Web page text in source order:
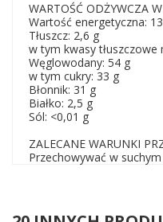
WARTOŚĆ ODŻYWCZA
Wartość energetyczna:
Tłuszcz: 2,6 g
w tym kwasy tłuszczowe
Węglowodany: 54 g
w tym cukry: 33 g
Błonnik: 31 g
Białko: 2,5 g
Sól: <0,01 g
ZALECANE WARUNKI
Przechowywać w